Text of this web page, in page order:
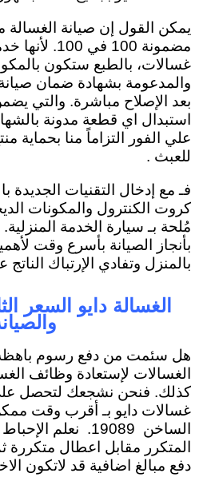
يمكن القول إن صيانة الغسالة
مضمونة 100
غسالات، بالطبع ستكون
والمدعومة بشهادة ضمان
بعد الإصلاح مباشرة. والتي
استبدال اي قطعة مدونة
علي الفور التزاماً منا بحماية
للعبث .
فـ مع إدخال التقنيات الجديدة
كروت الكنترول والمكونات
مُلحة بـ سيارة الخدمة المنزلية.
بأنجاز الصيانة بأسرع وقت
بالمنزل وتفادي الإرتباك
الغسالة دايو السعر
هل سئمت من دفع رسوم
الغسالات لإستعادة وظائف
كذلك. فنحن نشجعك لتحصل
غسالات دايو بـ أقرب وقت
الساخن 19089. نعلم
المتكرر مقابل اعطال
دفع مبالغ اضافية قد لاتكون